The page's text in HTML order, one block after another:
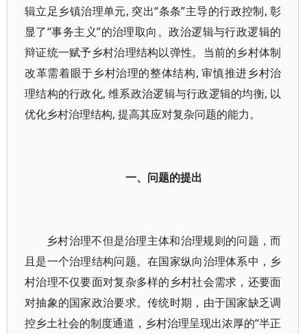
辑立足乡镇治理单元, 突出“条条”主导的行政控制, 彰
显了“事务主义”的治理取向。政治逻辑与行政逻辑的
辩证统一赋予乡村治理结构以弹性。当前的乡村体制
改革需着眼于乡村治理的整体结构, 审慎推进乡村治
理结构的行政化, 维系政治逻辑与行政逻辑的均衡, 以
优化乡村治理结构, 提高其应对复杂问题的能力。
一、问题的提出
乡村治理不但是治理主体和治理规则的问题，而
且是一个治理结构问题。在国家纵向治理体系中，乡
村治理不仅要面对复杂多样的乡村社会需求，还要面
对抽象的国家政治要求。传统时期，由于国家缺乏调
控乡土社会的制度通道，乡村治理呈现出浓厚的“半正